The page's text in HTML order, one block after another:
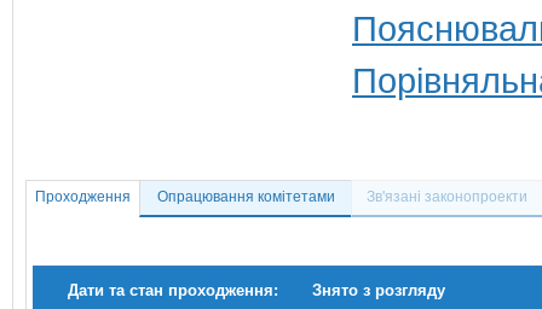
Проходження Опрацювання комітетами Зв'язані законопроекти
Дати та стан проходження: Знято з розгляду